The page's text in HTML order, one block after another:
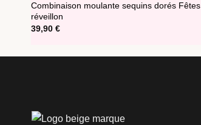
Combinaison moulante sequins dorés Fêtes
réveillon
39,90 €